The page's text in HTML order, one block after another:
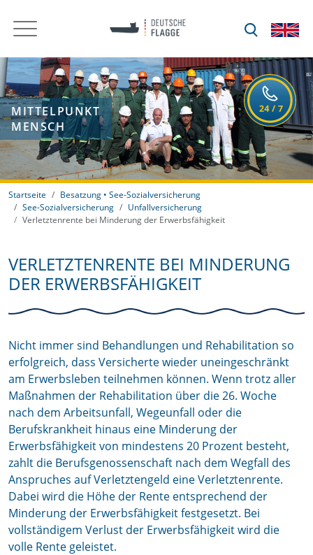
MITTELPUNKT
MENSCH
Startseite
Besatzung • See-Sozialversicherung
See-Sozialversicherung
Unfallversicherung
Verletztenrente bei Minderung der Erwerbsfähigkeit
VERLETZTENRENTE BEI MINDERUNG
DER ERWERBSFÄHIGKEIT
Nicht immer sind Behandlungen und Rehabilitation so
erfolgreich, dass Versicherte wieder uneingeschränkt
am Erwerbsleben teilnehmen können. Wenn trotz aller
Maßnahmen der Rehabilitation über die 26. Woche
nach dem Arbeitsunfall, Wegeunfall oder die
Berufskrankheit hinaus eine Minderung der
Erwerbsfähigkeit von mindestens 20 Prozent besteht,
zahlt die Berufsgenossenschaft nach dem Wegfall des
Anspruches auf Verletztengeld eine Verletztenrente.
Dabei wird die Höhe der Rente entsprechend der
Minderung der Erwerbsfähigkeit festgesetzt. Bei
vollständigem Verlust der Erwerbsfähigkeit wird die
volle Rente geleistet.